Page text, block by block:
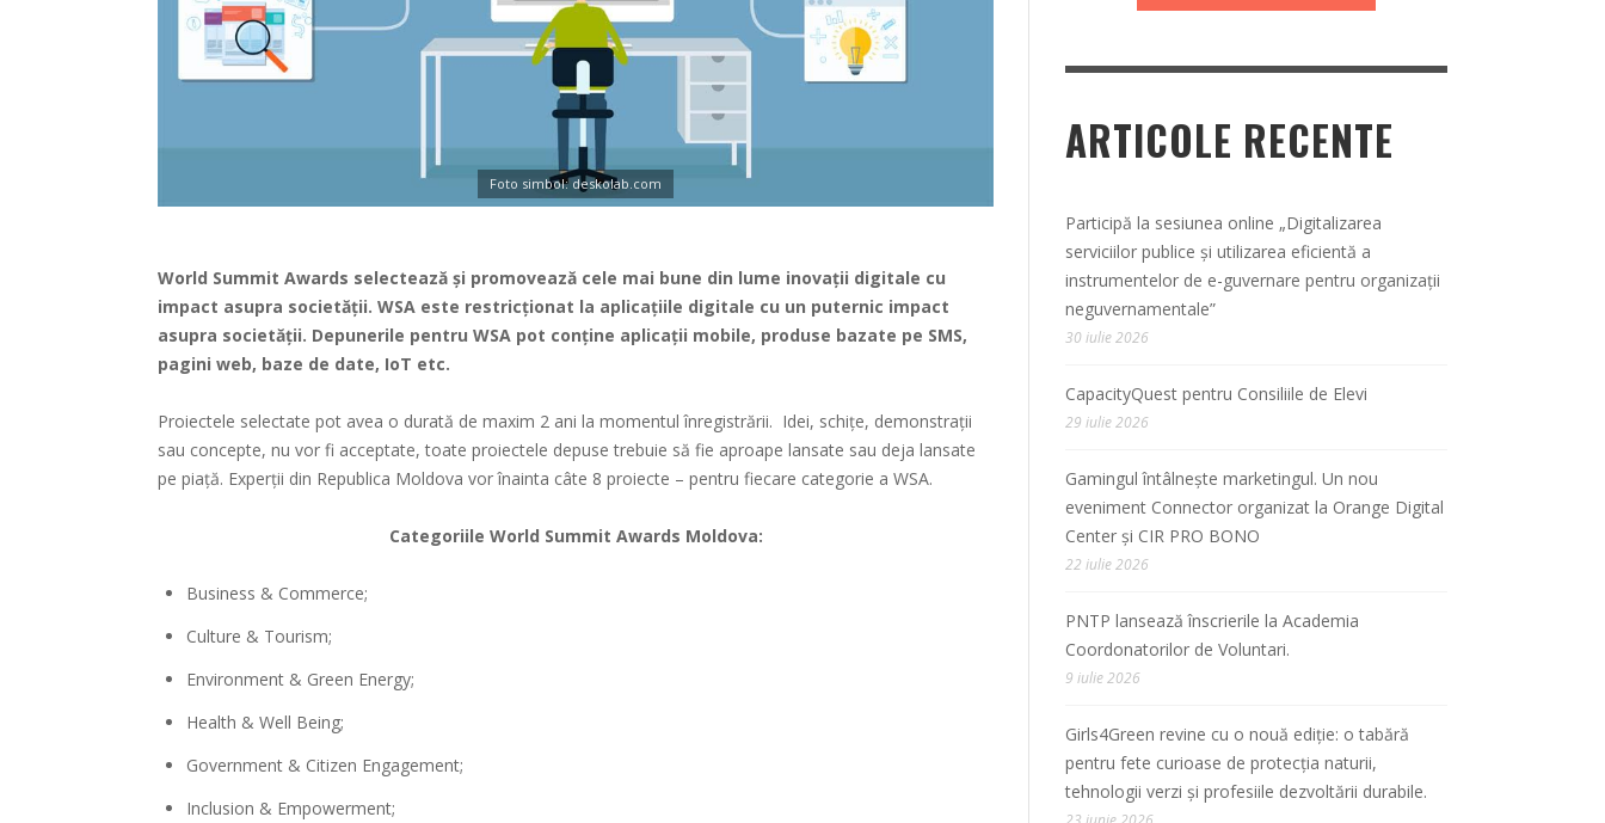
Foto simbol: deskolab.com
World Summit Awards selectează și promovează cele mai bune din lume inovații digitale cu
impact asupra societății. WSA este restricționat la aplicațiile digitale cu un puternic impact
asupra societății. Depunerile pentru WSA pot conține aplicații mobile, produse bazate pe SMS,
pagini web, baze de date, IoT etc.
Proiectele selectate pot avea o durată de maxim 2 ani la momentul înregistrării. Idei, schițe, demonstrații
sau concepte, nu vor fi acceptate, toate proiectele depuse trebuie să fie aproape lansate sau deja lansate
pe piață. Experții din Republica Moldova vor înainta câte 8 proiecte – pentru fiecare categorie a WSA.
Categoriile World Summit Awards Moldova:
Business & Commerce;
Culture & Tourism;
Environment & Green Energy;
Health & Well Being;
Government & Citizen Engagement;
Inclusion & Empowerment;
ARTICOLE RECENTE
Participă la sesiunea online „Digitalizarea
serviciilor publice și utilizarea eficientă a
instrumentelor de e-guvernare pentru organizații
neguvernamentale”
30 iulie 2026
CapacityQuest pentru Consiliile de Elevi
29 iulie 2026
Gamingul întâlnește marketingul. Un nou
eveniment Connector organizat la Orange Digital
Center și CIR PRO BONO
22 iulie 2026
PNTP lansează înscrierile la Academia
Coordonatorilor de Voluntari.
9 iulie 2026
Girls4Green revine cu o nouă ediție: o tabără
pentru fete curioase de protecția naturii,
tehnologii verzi și profesiile dezvoltării durabile.